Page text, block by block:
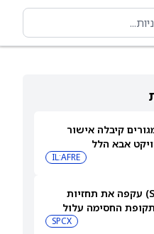
קיבלה אישור
אבא הלל
IL:AFRE
ספייס אקס (SPCX) עקפה את תחזיות
החסימה עלול
SPCX